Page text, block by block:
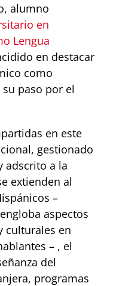
alumno
en
Lengua
en destacar
como
paso por el
en este
gestionado
adscrito a la
extienden al
–
aspectos
culturales en
– , el
del
programas